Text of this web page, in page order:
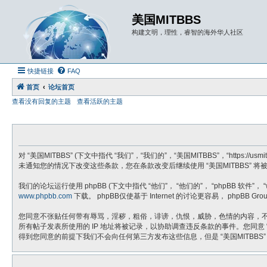
美国MITBBS
构建文明，理性，睿智的海外华人社区
快捷链接 FAQ
首页
论坛首页
查看没有回复的主题
查看活跃的主题
对 “美国MITBBS” (下文中指代 “我们”，“我们的”，“美国MITBBS”，“https://
未通知您的情况下改变这些条款，您在条款改变后继续使用 “美国MITBBS” 将
我们的论坛运行使用 phpBB (下文中指代 “他们”， “他们的”， “phpBB 软件”
www.phpbb.com 下载。 phpBB仅使基于 Internet 的讨论更容易， phpBB
您同意不张贴任何带有辱骂，淫秽，粗俗，诽谤，仇恨，威胁，色情的内容，
所有帖子发表所使用的 IP 地址将被记录，以协助调查违反条款的事件。您同
得到您同意的前提下我们不会向任何第三方发布这些信息，但是 “美国